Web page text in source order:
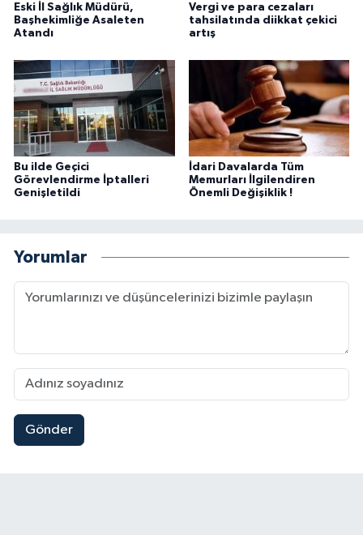
Eski İl Sağlık Müdürü,
Başhekimliğe Asaleten
Atandı
Vergi ve para cezaları
tahsilatında diikkat çekici
artış
Bu ilde Geçici
Görevlendirme İptalleri
Genişletildi
İdari Davalarda Tüm
Memurları İlgilendiren
Önemli Değişiklik !
Yorumlar
Gönder